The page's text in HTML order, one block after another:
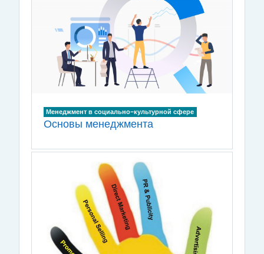
Менеджмент в социально-культурной сфере
Основы менеджмента